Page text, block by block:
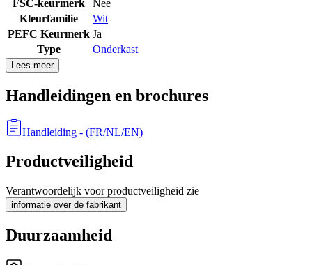
FSC-keurmerk
Nee
Kleurfamilie
Wit
PEFC Keurmerk Ja
Type
Onderkast
Lees meer
Handleidingen en brochures
Handleiding - (FR/NL/EN)
Productveiligheid
Verantwoordelijk voor productveiligheid zie
informatie over de fabrikant
Duurzaamheid